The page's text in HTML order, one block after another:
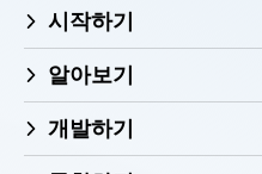
시작하기
알아보기
개발하기